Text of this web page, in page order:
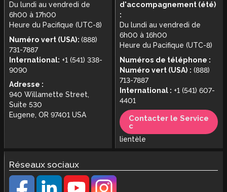
Du lundi au vendredi de
6h00 à 17h00
Heure du Pacifique (UTC-8)
Numéro vert (USA): (888)
731-7887
International: +1 (541) 338-
9090
Adresse :
940 Willamette Street,
Suite 530
Eugene, OR 97401 USA
d'accompagnement (été)
:
Du lundi au vendredi de
6h00 à 16h00
Heure du Pacifique (UTC-8)
Numéros de téléphone :
Numéro vert (USA) : (888)
713-7887
International : +1 (541) 607-
4401
Contacter le Service
c
lientèle
Réseaux sociaux